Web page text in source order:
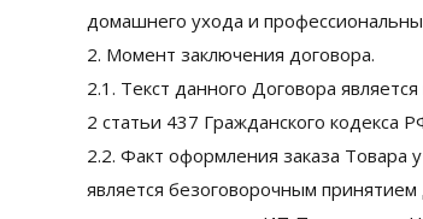
домашнего ухода и
2. Момент заключения договора.
2.1. Текст данного Договора
2 статьи 437 Гражданского кодекса
2.2. Факт оформления заказа Товара
является безоговорочным